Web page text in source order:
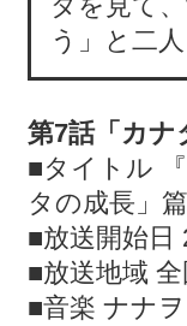
う」と二
第7話「カ
■タイトル
タの成長」
■放送開始日
■放送地域
■音楽 ナナ